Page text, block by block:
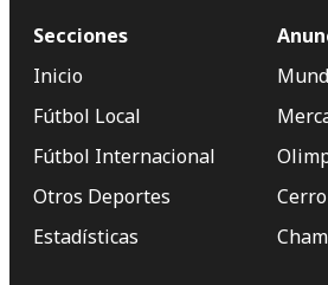
Secciones
Inicio
Fútbol Local
Fútbol Internacional
Otros Deportes
Estadísticas